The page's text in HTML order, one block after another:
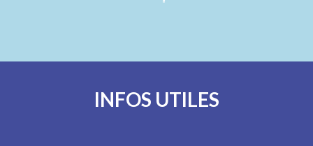
INFOS UTILES